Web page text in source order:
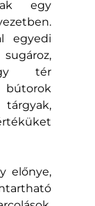
egy
egyedi
tér
előnye,